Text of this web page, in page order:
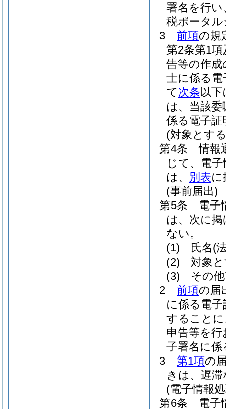
署名を行
税ポータ
3
前項の規
第2条第1
告等の作
士に係る
て次条以
は、当該
係る電子
(対象とす
第4条
情報
じて、電
は、 別表
(事前届出)
第5条
電子
は、次に
ない。
(1)
氏名(
(2)
対象
(3)
その
2
前項の届
に係る電
すること
申告等を
子署名に
3
第1項の
きは、遅
(電子情報
第6条
電子